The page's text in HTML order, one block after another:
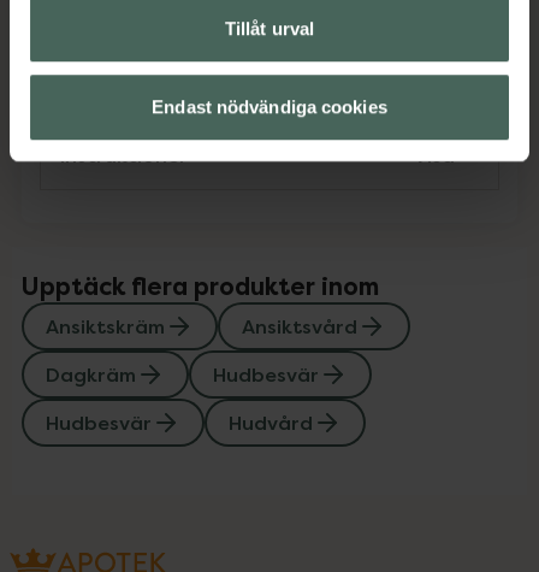
Tillåt urval
Endast nödvändiga cookies
Innehåll Visa
Instruktioner Visa
Upptäck flera produkter inom
Ansiktskräm
Ansiktsvård
Dagkräm
Hudbesvär
Hudbesvär
Hudvård